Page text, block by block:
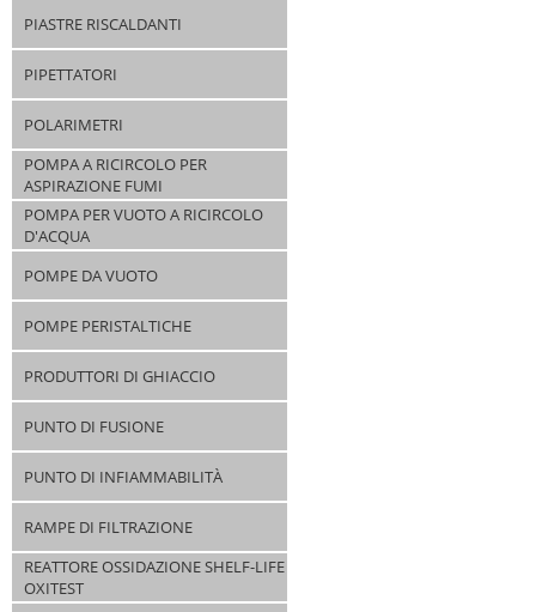
PIASTRE RISCALDANTI
PIPETTATORI
POLARIMETRI
POMPA A RICIRCOLO PER
ASPIRAZIONE FUMI
POMPA PER VUOTO A RICIRCOLO
D'ACQUA
POMPE DA VUOTO
POMPE PERISTALTICHE
PRODUTTORI DI GHIACCIO
PUNTO DI FUSIONE
PUNTO DI INFIAMMABILITÀ
RAMPE DI FILTRAZIONE
REATTORE OSSIDAZIONE SHELF-LIFE
OXITEST